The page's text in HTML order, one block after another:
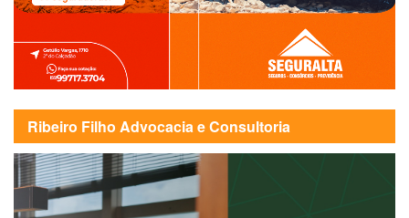
Ribeiro Filho Advocacia e Consultoria